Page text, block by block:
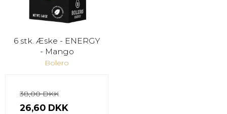
6 stk. Æske - ENERGY
- Mango
Bolero
38,00 DKK
26,60 DKK